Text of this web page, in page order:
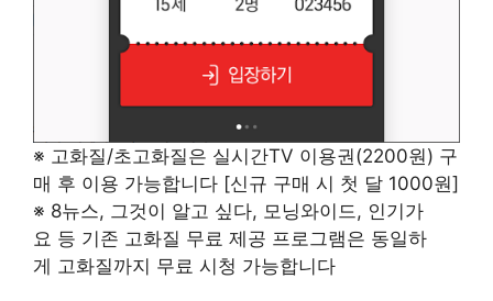
※ 고화질/초고화질은 실시간TV 이용권(2200원) 구
매 후 이용 가능합니다 [신규 구매 시 첫 달 1000원]
※ 8뉴스, 그것이 알고 싶다, 모닝와이드, 인기가
요 등 기존 고화질 무료 제공 프로그램은 동일하
게 고화질까지 무료 시청 가능합니다